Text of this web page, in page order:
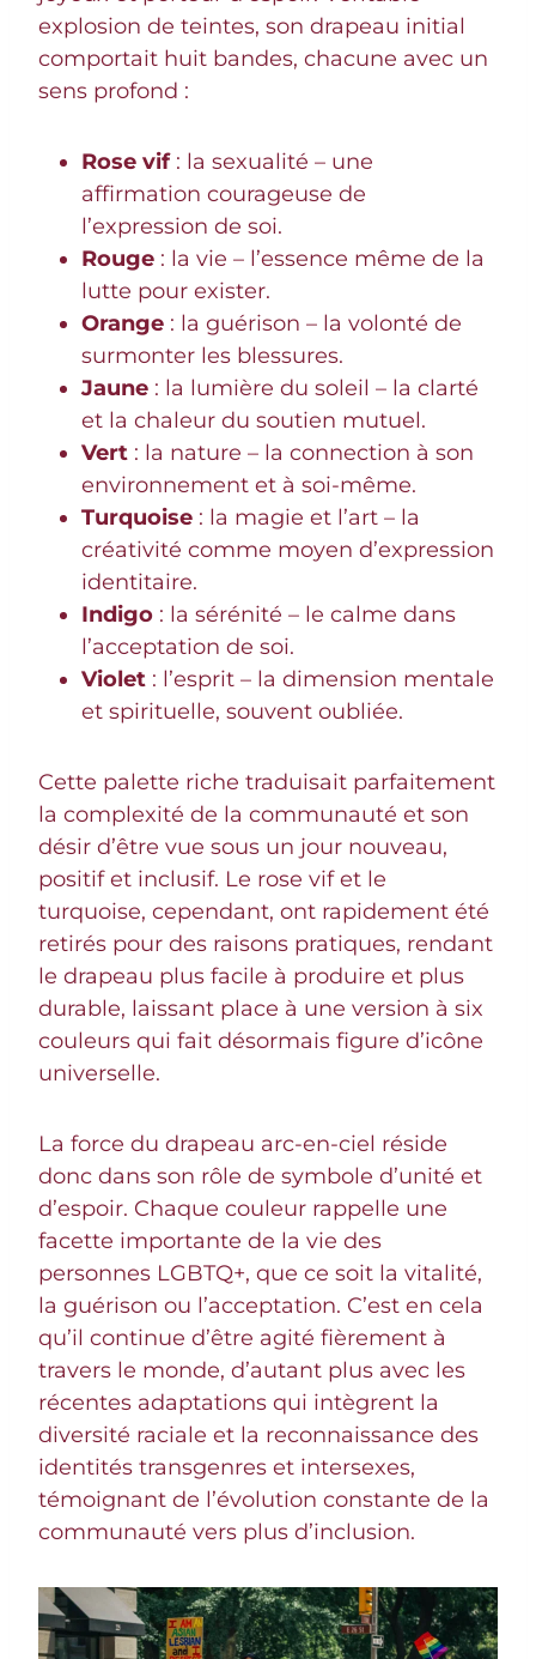
explosion de teintes, son drapeau initial
comportait huit bandes, chacune avec un
sens profond :
Rose vif: la sexualité – une
affirmation courageuse de
l’expression de soi.
Rouge : la vie – l’essence même de la
lutte pour exister.
Orange : la guérison – la volonté de
surmonter les blessures.
Jaune : la lumière du soleil – la clarté
et la chaleur du soutien mutuel.
Vert : la nature – la connection à son
environnement et à soi-même.
Turquoise : la magie et l’art – la
créativité comme moyen d’expression
identitaire.
Indigo : la sérénité – le calme dans
l’acceptation de soi.
Violet : l’esprit – la dimension mentale
et spirituelle, souvent oubliée.
Cette palette riche traduisait parfaitement
la complexité de la communauté et son
désir d’être vue sous un jour nouveau,
positif et inclusif. Le rose vif et le
turquoise, cependant, ont rapidement été
retirés pour des raisons pratiques, rendant
le drapeau plus facile à produire et plus
durable, laissant place à une version à six
couleurs qui fait désormais figure d’icône
universelle.
La force du drapeau arc-en-ciel réside
donc dans son rôle de symbole d’unité et
d’espoir. Chaque couleur rappelle une
facette importante de la vie des
personnes LGBTQ+, que ce soit la vitalité,
la guérison ou l’acceptation. C’est en cela
qu’il continue d’être agité fièrement à
travers le monde, d’autant plus avec les
récentes adaptations qui intègrent la
diversité raciale et la reconnaissance des
identités transgenres et intersexes,
témoignant de l’évolution constante de la
communauté vers plus d’inclusion.